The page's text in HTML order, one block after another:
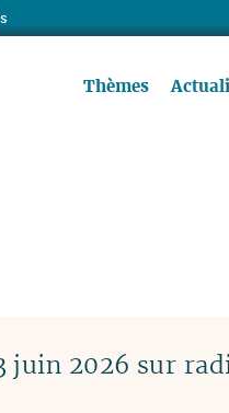
Thèmes
2026 sur